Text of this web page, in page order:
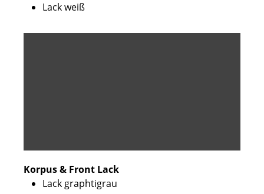
Lack weiß
Korpus & Front Lack
Lack graphtigrau